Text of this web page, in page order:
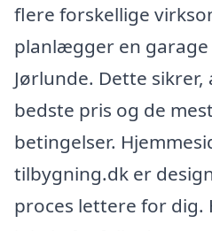
flere forskellige
planlægger en
Jørlunde. Dette
bedste pris og de
betingelser.
tilbygning.dk er
proces lettere for dig.